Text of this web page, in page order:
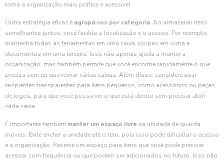
torna a organização mais prática e acessível.
Outra estratégia eficaz é agrupá-los por categoria. Ao armazenar itens
semelhantes juntos, você facilita a localização e o acesso. Por exemplo,
mantenha todas as ferramentas em uma caixa, roupas em outra e
documentos em uma terceira. Isso não apenas ajuda a manter a
organização, mas também permite que você encontre rapidamente o que
precisa sem ter que revirar várias caixas. Além disso, considere usar
recipientes transparentes para itens pequenos, como acessórios ou peças
de jogos, para que você possa ver o que está dentro sem precisar abrir
cada caixa.
É importante também manter um espaço livre na unidade de guarda
móveis. Evite encher a unidade até o teto, pois isso pode dificultar o acesso
e a organização. Reserve um espaço para itens que você pode precisar
acessar com frequência ou que podem ser adicionados no futuro. Isso não